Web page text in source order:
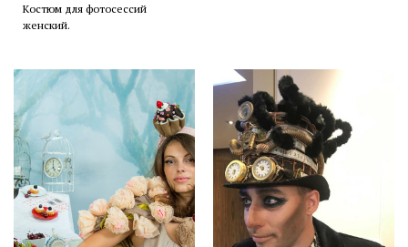
Костюм для фотосессий
женский.